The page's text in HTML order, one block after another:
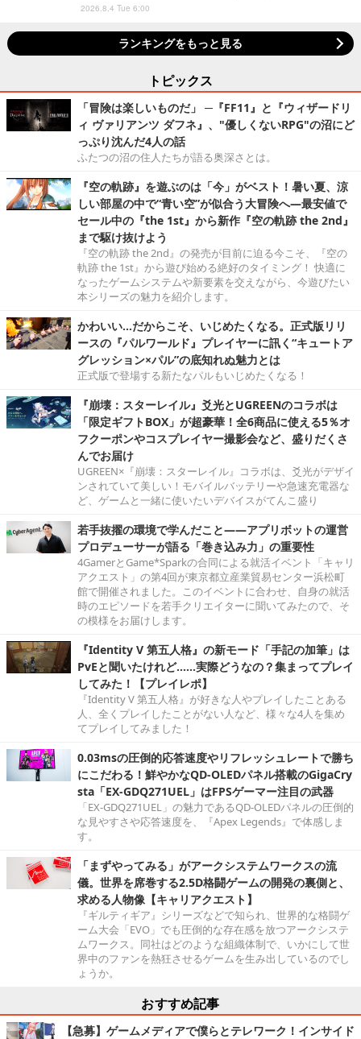
2026.8.4 Tue 6:00
ランキングをもっと見る
トピックス
「冒険は楽しいものだ」 ─『FF11』と『ウィザードリ
ィ ヴァリアンツ ダフネ』、"優しくないRPG"の沼にど
っぷり沈んだ4人の話
ふたつの沼の住人たちが語る奥深さとは。
『空の軌跡』を遊ぶのは「今」がベスト！暑い夏、涼
しい部屋の中で“青い空”が似合う大冒険へ―最安値で
セール中の『the 1st』から新作『空の軌跡 the 2nd』
まで駆け抜けよう
『空の軌跡 the 2nd』の発売が目前に迫る今こそ、『空の
軌跡 the 1st』から遊び始める絶好のタイミング！ 快適に
なったゲームシステムや新要素を交えながら、今遊びたい
本シリーズの魅力を紹介します。
かわいい…だからこそ、いじめたくなる。正式版リリ
ースの『パルワールド』プレイヤーに訊く“キュートア
グレッション×パル”の底知れぬ魅力とは
正式版で登場する新たなパルもいじめたくなる！
『崩壊：スターレイル』爻光とUGREENのコラボは
「限定ギフトBOX」が超豪華！全6商品に使える5％オ
フクーポンやコスプレイヤー撮影会など、盛りだくさ
んでお届け
UGREEN×『崩壊：スターレイル』コラボは、爻光がデザイ
ンされていて美しい！モバイルバッテリーや急速充電器な
ど、ゲームと一緒に使いたいデバイスがてんこ盛り
若手抜擢の環境で学んだこと――アプリボットの運営
プロデューサーが語る「巻き込み力」の重要性
4GamerとGame*Sparkの合同による就活イベント「キャリ
アクエスト」の第4回が東京都立産業貿易センター浜松町
館で開催されました。このイベントに合わせ、自身の就活
時のエピソードを若手クリエイターに聞いてみたので、そ
の模様をお届けします。
『Identity V 第五人格』の新モード「手記の加筆」は
PvEと聞いたけれど……実際どうなの？集まってプレイ
してみた！【プレイレポ】
『Identity V 第五人格』が好きな人やプレイしたことある
人、全くプレイしたことがない人など、様々な4人を集め
てプレイしてみました！
0.03msの圧倒的応答速度やリフレッシュレートで勝ち
にこだわる！鮮やかなQD-OLEDパネル搭載のGigaCry
sta「EX-GDQ271UEL」はFPSゲーマー注目の武器
「EX-GDQ271UEL」の魅力であるQD-OLEDパネルの圧倒的
な見やすさや応答速度を、『Apex Legends』で体感しま
す。
「まずやってみる」がアークシステムワークスの流
儀。世界を席巻する2.5D格闘ゲームの開発の裏側と、
求める人物像【キャリアクエスト】
『ギルティギア』シリーズなどで知られ、世界的な格闘ゲ
ーム大会「EVO」でも圧倒的な存在感を放つアークシステ
ムワークス。同社はどのような組織体制で、いかにして世
界中のファンを熱狂させるゲームを生み出しているのでし
ょうか。
おすすめ記事
【急募】ゲームメディアで僕らとテレワーク！インサイド